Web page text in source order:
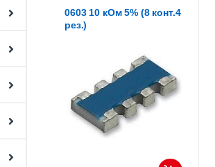
0603 10 кОм 5% (8 конт.4
рез.)